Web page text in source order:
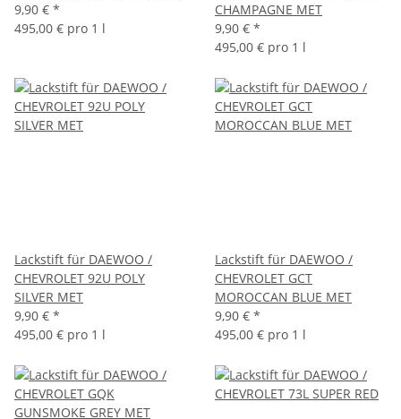
9,90 € *
495,00 € pro 1 l
CHAMPAGNE MET
9,90 € *
495,00 € pro 1 l
Lackstift für DAEWOO /
CHEVROLET 92U POLY
SILVER MET
9,90 € *
495,00 € pro 1 l
Lackstift für DAEWOO /
CHEVROLET GCT
MOROCCAN BLUE MET
9,90 € *
495,00 € pro 1 l